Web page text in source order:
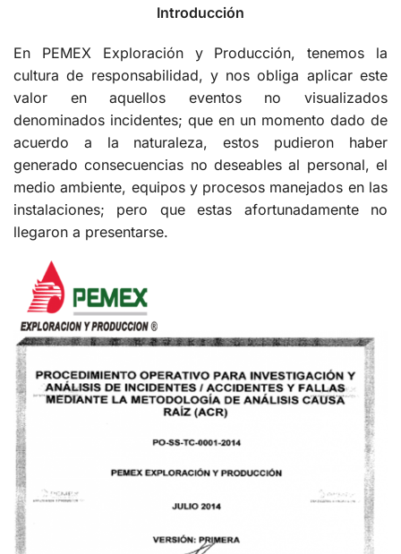
Introducción
En PEMEX Exploración y Producción, tenemos la
cultura de responsabilidad, y nos obliga aplicar este
valor en aquellos eventos no visualizados
denominados incidentes; que en un momento dado de
acuerdo a la naturaleza, estos pudieron haber
generado consecuencias no deseables al personal, el
medio ambiente, equipos y procesos manejados en las
instalaciones; pero que estas afortunadamente no
llegaron a presentarse.